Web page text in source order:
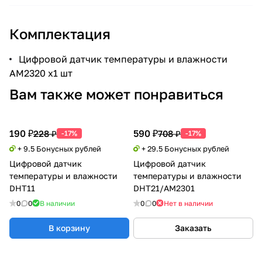
Комплектация
Цифровой датчик температуры и влажности
AM2320 x1 шт
Вам также может понравиться
190 ₽228 ₽ -17%
+ 9.5 Бонусных рублей
Цифровой датчик
температуры и влажности
DHT11
0 0 В наличии
В корзину
590 ₽708 ₽ -17%
+ 29.5 Бонусных рублей
Цифровой датчик
температуры и влажности
DHT21/AM2301
0 0 Нет в наличии
Заказать